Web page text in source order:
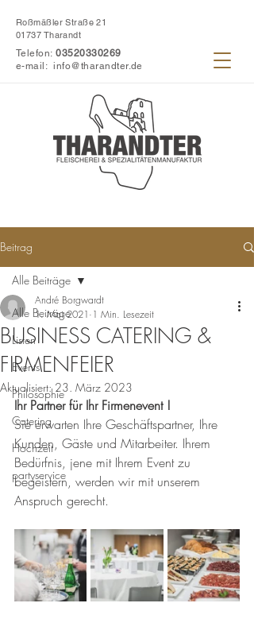
Roßmäßler Straße 21
01737 Tharandt
Telefon: 03520330269
e-mail:info@tharandter.de
Beitrag
Alle Beiträge
Listen
Events
Philosophie
Catering
Hochzeit
partyservice
Alle Beiträge
BUSINESS CATERING &
FIRMENFEIER
André Borgwardt
1. Mai 2021 1 Min. Lesezeit
Aktualisiert: 23. März 2023
Ihr Partner für Ihr Firmenevent !
Sie erwarten Ihre Geschäftspartner, Ihre
Kunden, Gäste und Mitarbeiter. Ihrem
Bedürfnis, jene mit Ihrem Event zu
begeistern, werden wir mit unserem
Anspruch gerecht.